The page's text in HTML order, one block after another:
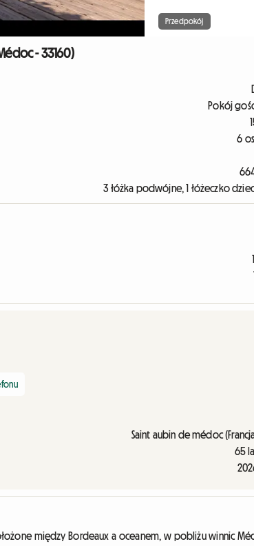
Przedpokój
- 33160)
Pokój
6
3 łóżka podwójne, 1 łóżeczko
Saint aubin de médoc
65
między Bordeaux a oceanem, w pobliżu winnic